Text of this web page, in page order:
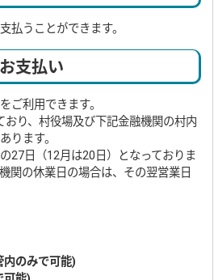
払うことができます。
支払い
ご利用できます。
おり、村役場及び下記金融機関の村内
ります。
27日（12月は20日）となっておりま
関の休業日の場合は、その翌営業日
のみで可能)